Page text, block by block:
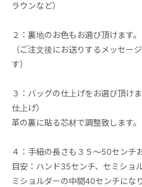
ラウンなど）
２：裏地のお色もお選び頂けます。
（ご注文後にお送りするメッセー
す）
３：バッグの仕上げをお選び頂け
仕上げ）
革の裏に貼る芯材で調整致します。
４：手紐の長さも３５～50センチ
目安：ハンド35センチ、セミショ
ミショルダーの中間40センチになり